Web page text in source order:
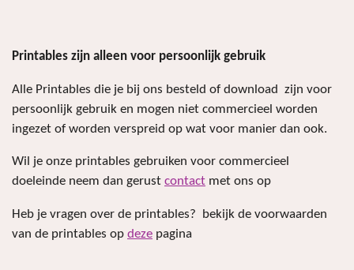
Printables zijn alleen voor persoonlijk gebruik
Alle Printables die je bij ons besteld of download zijn voor
persoonlijk gebruik en mogen niet commercieel worden
ingezet of worden verspreid op wat voor manier dan ook.
Wil je onze printables gebruiken voor commercieel
doeleinde neem dan gerust contact met ons op
Heb je vragen over de printables? bekijk de voorwaarden
van de printables op deze pagina